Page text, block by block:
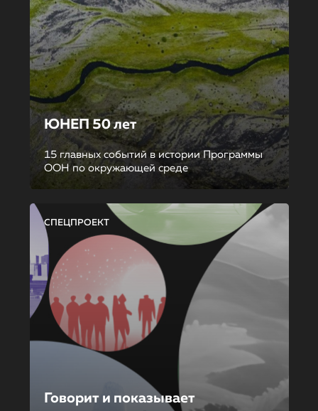
ЮНЕП 50 лет
15 главных событий в истории Программы
ООН по окружающей среде
СПЕЦПРОЕКТ
Говорит и показывает